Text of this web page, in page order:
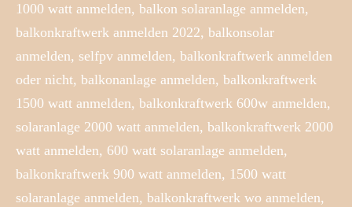
1000 watt anmelden, balkon solaranlage anmelden,
balkonkraftwerk anmelden 2022, balkonsolar
anmelden, selfpv anmelden, balkonkraftwerk anmelden
oder nicht, balkonanlage anmelden, balkonkraftwerk
1500 watt anmelden, balkonkraftwerk 600w anmelden,
solaranlage 2000 watt anmelden, balkonkraftwerk 2000
watt anmelden, 600 watt solaranlage anmelden,
balkonkraftwerk 900 watt anmelden, 1500 watt
solaranlage anmelden, balkonkraftwerk wo anmelden,